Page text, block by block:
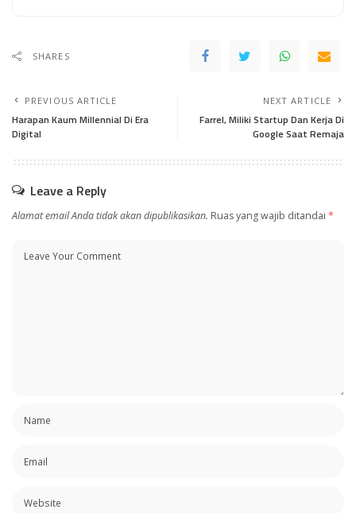
SHARES
PREVIOUS ARTICLE
Harapan Kaum Millennial Di Era
Digital
NEXT ARTICLE
Farrel, Miliki Startup Dan Kerja Di
Google Saat Remaja
Leave a Reply
Alamat email Anda tidak akan dipublikasikan. Ruas yang wajib ditandai *